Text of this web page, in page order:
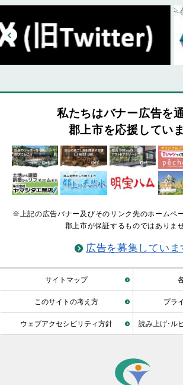
私たちはバナー広告を
郡上市を応援してい
※上記の広告バナー及びそのリンク先のホームペ
郡上市が保証するものではありま
広告を募集していま
サイトマップ
このサイトの考え方 プラ
ウェブアクセシビリティ方針 読み上げ･ル